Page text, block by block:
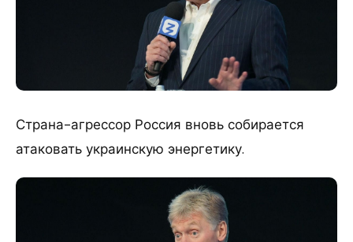
Страна-агрессор Россия вновь собирается
атаковать украинскую энергетику.